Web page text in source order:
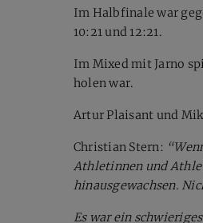
Im Halbfinale war
10:21 und 12:21.
Im Mixed mit Jarno
holen war.
Artur Plaisant und
Christian Stern:
Athletinnen und
hinausgewachsen.
Es war ein